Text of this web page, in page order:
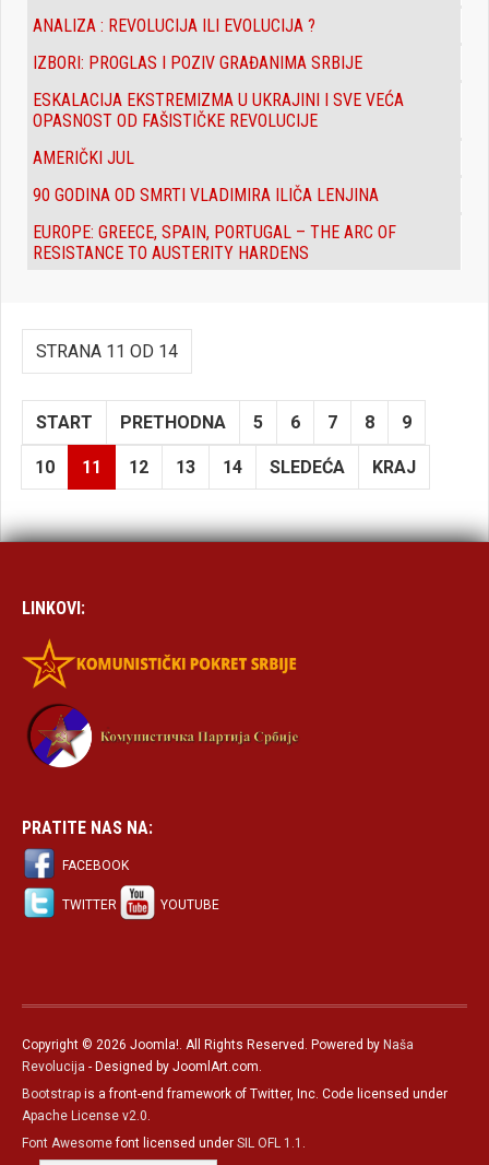
ANALIZA : REVOLUCIJA ILI EVOLUCIJA ?
IZBORI: PROGLAS I POZIV GRAĐANIMA SRBIJE
ESKALACIJA EKSTREMIZMA U UKRAJINI I SVE VEĆA
OPASNOST OD FAŠISTIČKE REVOLUCIJE
AMERIČKI JUL
90 GODINA OD SMRTI VLADIMIRA ILIČA LENJINA
EUROPE: GREECE, SPAIN, PORTUGAL – THE ARC OF
RESISTANCE TO AUSTERITY HARDENS
STRANA 11 OD 14
START PRETHODNA 5 6 7 8 9
10 11 12 13 14 SLEDEĆA KRAJ
LINKOVI:
PRATITE NAS NA:
FACEBOOK
TWITTER YOUTUBE
Copyright © 2026 Joomla!. All Rights Reserved. Powered by Naša
Revolucija - Designed by JoomlArt.com.
Bootstrap is a front-end framework of Twitter, Inc. Code licensed under
Apache License v2.0
Font Awesomefont licensed under SIL OFL 1.1